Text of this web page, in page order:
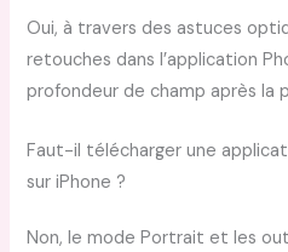
Oui, à travers des astuces
retouches dans l’application
profondeur de champ après la
Faut-il télécharger une
sur iPhone ?
Non, le mode Portrait et les